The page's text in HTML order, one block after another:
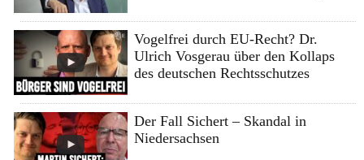
Vogelfrei durch EU-Recht? Dr.
Ulrich Vosgerau über den Kollaps
des deutschen Rechtsschutzes
Der Fall Sichert – Skandal in
Niedersachsen